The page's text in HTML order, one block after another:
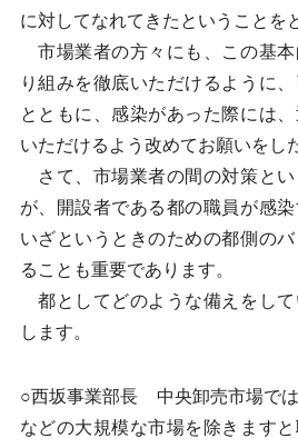
に対してなれてきたということを
市場業者の方々にも、この基本
り組みを徹底いただけるように
とともに、感染があった際には
いただけるよう改めてお願いをし
さて、市場業者の間の対策とい
が、開設者である都の職員が感染
いざというときのための都側の
ることも重要であります。
都としてどのような備えをして
します。
○西坂事業部長 中央卸売市場では
などの大規模な市場を除きます